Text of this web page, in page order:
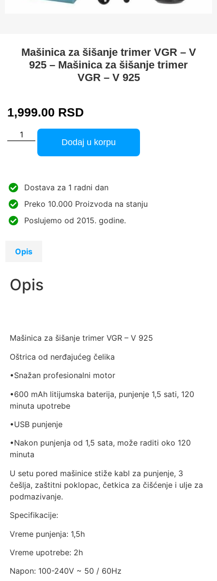
Mašinica za šišanje trimer VGR – V
925 – Mašinica za šišanje trimer
VGR – V 925
1,999.00 RSD
Dodaj u korpu
Dostava za 1 radni dan
Preko 10.000 Proizvoda na stanju
Poslujemo od 2015. godine.
Opis
Opis
Mašinica za šišanje trimer VGR – V 925
Oštrica od nerđajućeg čelika
•Snažan profesionalni motor
•600 mAh litijumska baterija, punjenje 1,5 sati, 120
minuta upotrebe
•USB punjenje
•Nakon punjenja od 1,5 sata, može raditi oko 120
minuta
U setu pored mašinice stiže kabl za punjenje, 3
češlja, zaštitni poklopac, četkica za čišćenje i ulje za
podmazivanje.
Specifikacije:
Vreme punjenja: 1,5h
Vreme upotrebe: 2h
Napon: 100-240V ~ 50 / 60Hz